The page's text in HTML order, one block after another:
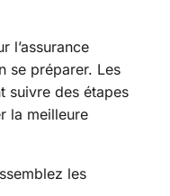
l’assurance
se préparer. Les
suivre des étapes
la meilleure
les